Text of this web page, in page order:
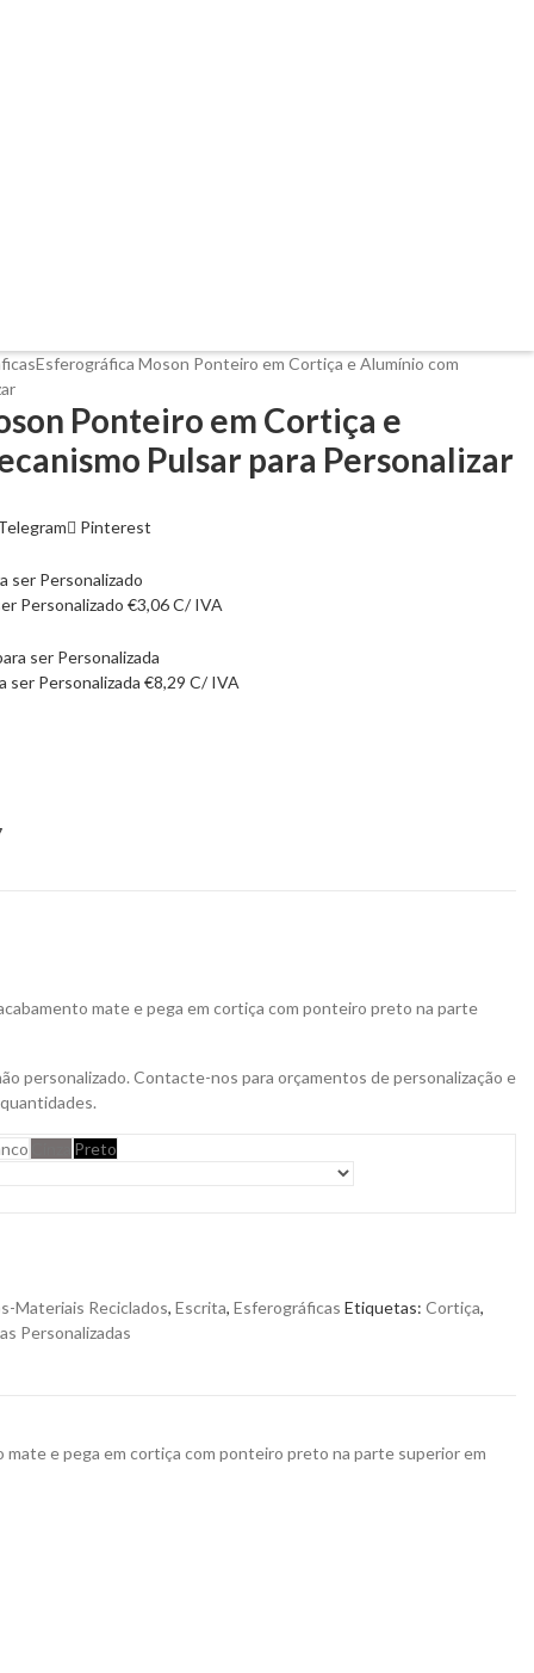
Esferográfica Moson Ponteiro em Cortiça e Alumínio com
Ponteiro em Cortiça e
Pulsar para Personalizar
Pinterest
Personalizado €3,06C/ IVA
ser Personalizada €8,29 C/ IVA
mate e pega em cortiça com ponteiro preto na parte
personalizado. Contacte-nos para orçamentos de personalização e
Preto
Materiais Reciclados, Escrita, Esferográficas Etiquetas: Cortiça,
Personalizadas
e pega em cortiça com ponteiro preto na parte superior em